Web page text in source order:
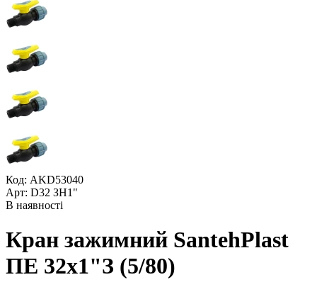
Код: AKD53040
Арт: D32 ЗН1"
В наявності
Кран зажимний SantehPlast
ПЕ 32х1"З (5/80)